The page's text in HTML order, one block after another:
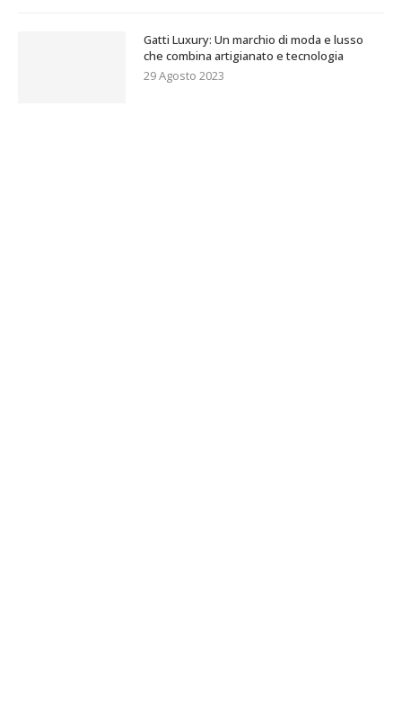
Gatti Luxury: Un marchio di moda e lusso
che combina artigianato e tecnologia
29 Agosto 2023